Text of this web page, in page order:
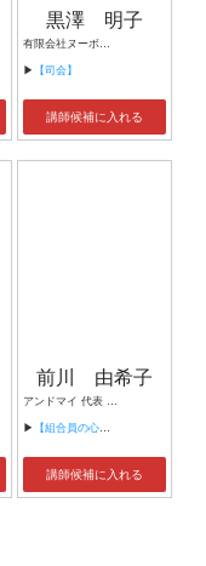
黒澤 明子
有限会社ヌーボヌール代表取締役
▶ 【司会】
講師候補に入れる
前川 由希子
アンドマイ 代表 組織活性化コンサルタント
▶ 【組合員の心をぐっと掴むコミュニケーション術～組合員が「あなたが言うなら」と動き出す３ステップ～】
講師候補に入れる